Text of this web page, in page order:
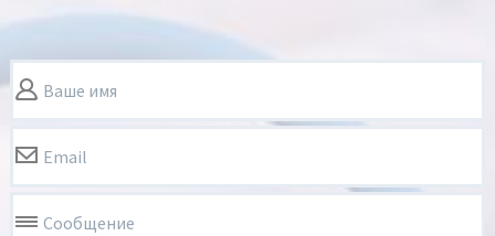
Ваше имя
Email
Сообщение